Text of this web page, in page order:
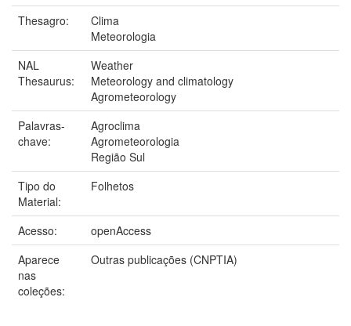
Thesagro:
Clima
Meteorologia
NAL
Thesaurus:
Weather
Meteorology and climatology
Agrometeorology
Palavras-
chave:
Agroclima
Agrometeorologia
Região Sul
Tipo do
Material:
Folhetos
Acesso:
openAccess
Aparece
nas
coleções:
Outras publicações (CNPTIA)